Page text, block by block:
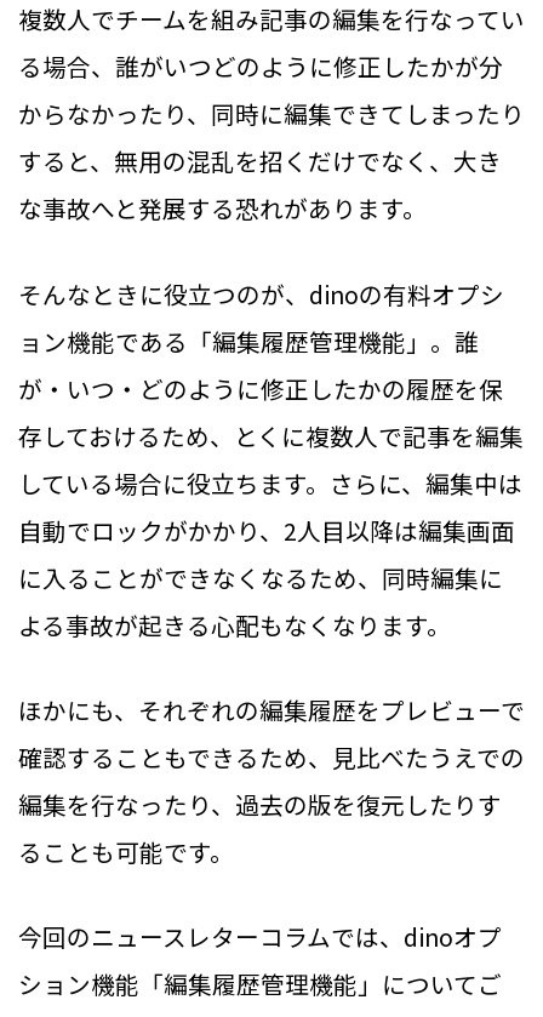
複数人でチームを組み記事の編集を行なってい
る場合、誰がいつどのように修正したかが分
からなかったり、同時に編集できてしまったり
すると、無用の混乱を招くだけでなく、大き
な事故へと発展する恐れがあります。
そんなときに役立つのが、dinoの有料オプシ
ョン機能である「編集履歴管理機能」。誰
が・いつ・どのように修正したかの履歴を保
存しておけるため、とくに複数人で記事を編集
している場合に役立ちます。さらに、編集中は
自動でロックがかかり、2人目以降は編集画面
に入ることができなくなるため、同時編集に
よる事故が起きる心配もなくなります。
ほかにも、それぞれの編集履歴をプレビューで
確認することもできるため、見比べたうえでの
編集を行なったり、過去の版を復元したりす
ることも可能です。
今回のニュースレターコラムでは、dinoオプ
ション機能「編集履歴管理機能」についてご